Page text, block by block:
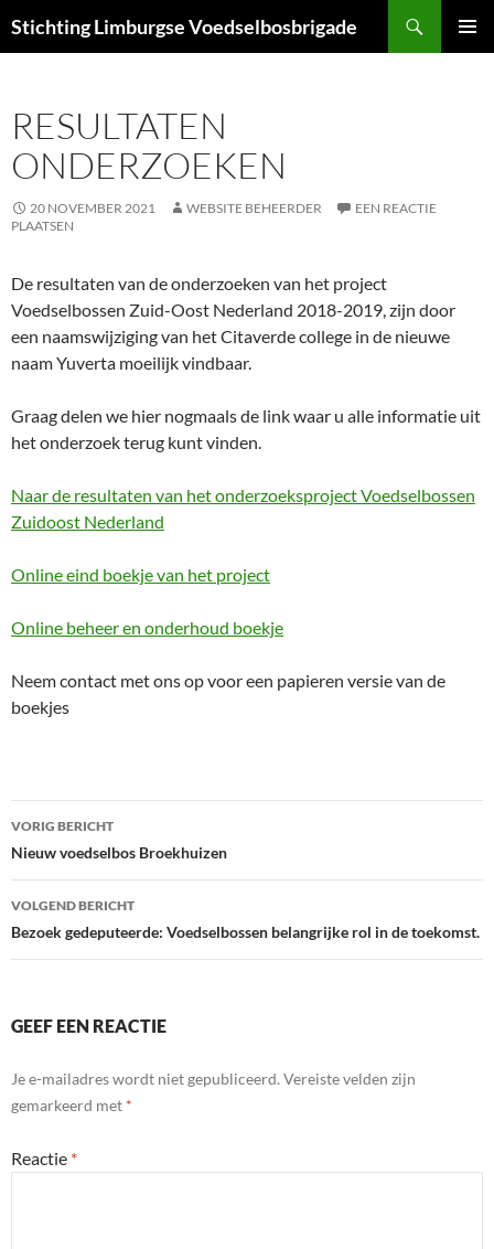
naar
Stichting Limburgse Voedselbosbrigade
RESULTATEN
ONDERZOEKEN
20 NOVEMBER 2021 WEBSITE BEHEERDER
EEN REACTIE
PLAATSEN
De resultaten van de onderzoeken van het project
Voedselbossen Zuid-Oost Nederland 2018-2019, zijn door
een naamswijziging van het Citaverde college in de nieuwe
naam Yuverta moeilijk vindbaar.
Graag delen we hier nogmaals de link waar u alle informatie uit
het onderzoek terug kunt vinden.
Naar de resultaten van het onderzoeksproject Voedselbossen
Zuidoost Nederland
Online eind boekje van het project
Online beheer en onderhoud boekje
Neem contact met ons op voor een papieren versie van de
boekjes
Bericht
navigatie
VORIG BERICHT
Nieuw voedselbos Broekhuizen
VOLGEND BERICHT
Bezoek gedeputeerde: Voedselbossen belangrijke rol in de toekomst.
GEEF EEN REACTIE
Je e-mailadres wordt niet gepubliceerd. Vereiste velden zijn
gemarkeerd met *
Reactie *